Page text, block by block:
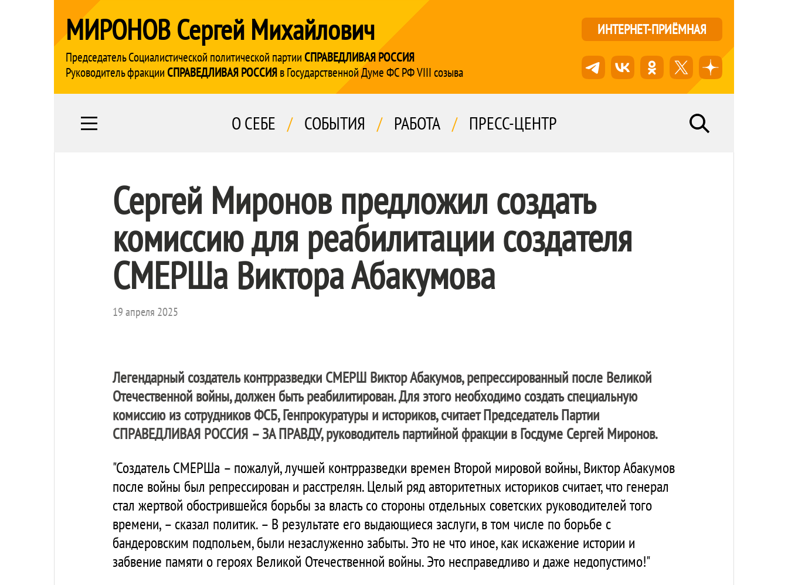
МИРОНОВ Сергей Михайлович
Председатель Социалистической политической партии СПРАВЕДЛИВАЯ РОССИЯ
Руководитель фракции СПРАВЕДЛИВАЯ РОССИЯв Государственной Думе ФС РФ VIII созыва
ИНТЕРНЕТ-ПРИЁМНАЯ
О СЕБЕ / СОБЫТИЯ / РАБОТА / ПРЕСС-ЦЕНТР
Сергей Миронов предложил создать
комиссию для реабилитации создателя
СМЕРШа Виктора Абакумова
19 апреля 2025
Легендарный создатель контрразведки СМЕРШ Виктор Абакумов, репрессированный после Великой
Отечественной войны, должен быть реабилитирован. Для этого необходимо создать специальную
комиссию из сотрудников ФСБ, Генпрокуратуры и историков, считает Председатель Партии
СПРАВЕДЛИВАЯ РОССИЯ – ЗА ПРАВДУ, руководитель партийной фракции в Госдуме Сергей Миронов.
"Создатель СМЕРШа – пожалуй, лучшей контрразведки времен Второй мировой войны, Виктор Абакумов
после войны был репрессирован и расстрелян. Целый ряд авторитетных историков считает, что генерал
стал жертвой обострившейся борьбы за власть со стороны отдельных советских руководителей того
времени, – сказал политик. – В результате его выдающиеся заслуги, в том числе по борьбе с
бандеровским подпольем, были незаслуженно забыты. Это не что иное, как искажение истории и
забвение памяти о героях Великой Отечественной войны. Это несправедливо и даже недопустимо!"